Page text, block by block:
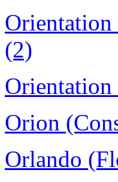
(2)
Orientation
Orion
Orlando